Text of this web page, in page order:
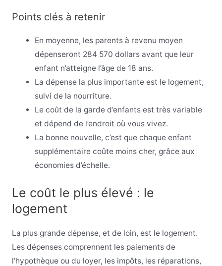
Points clés à retenir
En moyenne, les parents à revenu moyen
dépenseront 284 570 dollars avant que leur
enfant n’atteigne l’âge de 18 ans.
La dépense la plus importante est le logement,
suivi de la nourriture.
Le coût de la garde d’enfants est très variable
et dépend de l’endroit où vous vivez.
La bonne nouvelle, c’est que chaque enfant
supplémentaire coûte moins cher, grâce aux
économies d’échelle.
Le coût le plus élevé : le
logement
La plus grande dépense, et de loin, est le logement.
Les dépenses comprennent les paiements de
l’hypothèque ou du loyer, les impôts, les réparations,